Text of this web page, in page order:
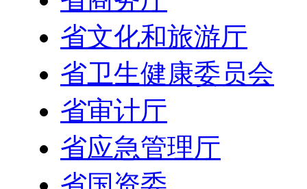
省文化和旅游厅
省卫生健康委员会
省审计厅
省应急管理厅